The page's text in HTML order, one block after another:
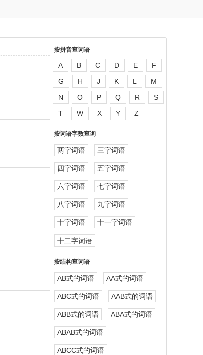
按拼音查词语
A B C D E
F
G
H J K L
M
N
O P Q R
S
T
W X Y Z
按词语字数查询
两字词语 三字词语
四字词语 五字词语
六字词语 七字词语
八字词语 九字词语
十字词语 十一字词语
十二字词语
按结构查词语
AB式的词语 AA式的词语
ABC式的词语 AAB式的词语
ABB式的词语 ABA式的词语
ABAB式的词语
ABCC式的词语